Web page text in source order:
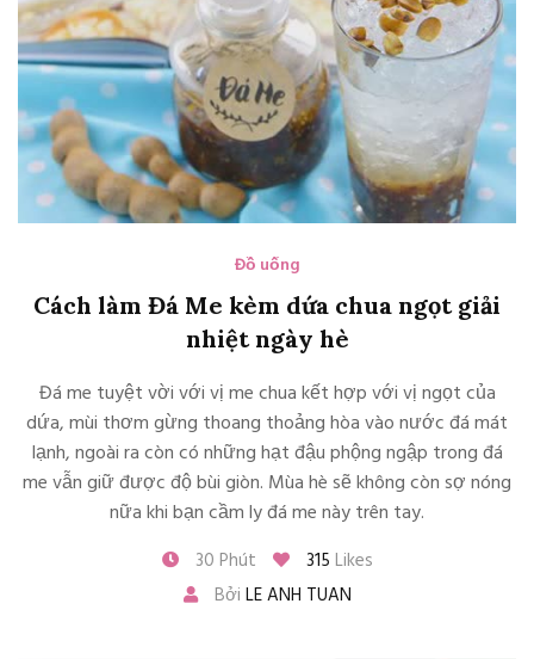
Đồ uống
Cách làm Đá Me kèm dứa chua ngọt giải
nhiệt ngày hè
Đá me tuyệt vời với vị me chua kết hợp với vị ngọt của
dứa, mùi thơm gừng thoang thoảng hòa vào nước đá mát
lạnh, ngoài ra còn có những hạt đậu phộng ngập trong đá
me vẫn giữ được độ bùi giòn. Mùa hè sẽ không còn sợ nóng
nữa khi bạn cầm ly đá me này trên tay.
30 Phút 315 Likes
Bởi LE ANH TUAN